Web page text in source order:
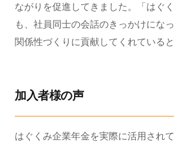
ながりを促進してきました。「はぐく
も、社員同士の会話のきっかけにな
関係性づくりに貢献してくれている
加入者様の声
はぐくみ企業年金を実際に活用され